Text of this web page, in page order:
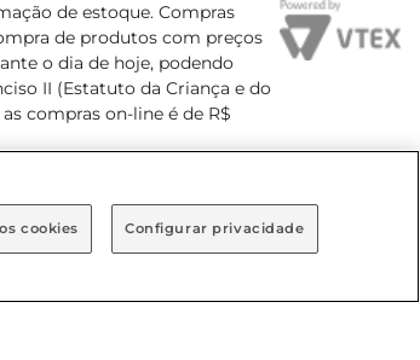
de estoque. Compras
de produtos com preços
o dia de hoje, podendo
II (Estatuto da Criança e do
compras on-line é de R$
Configurar privacidade
cookies